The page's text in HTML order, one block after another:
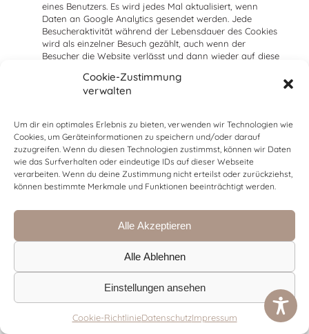
Cookie-Zustimmung
verwalten
Um dir ein optimales Erlebnis zu bieten, verwenden wir Technologien wie
Cookies, um Geräteinformationen zu speichern und/oder darauf
zuzugreifen. Wenn du diesen Technologien zustimmst, können wir Daten
wie das Surfverhalten oder eindeutige IDs auf dieser Webseite
verarbeiten. Wenn du deine Zustimmung nicht erteilst oder zurückziehst,
können bestimmte Merkmale und Funktionen beeinträchtigt werden.
Alle Akzeptieren
Alle Ablehnen
Einstellungen ansehen
Cookie-RichtlinieDatenschutzImpressum
eines Benutzers. Es wird jedes Mal aktualisiert, wenn
Daten an Google Analytics gesendet werden. Jede
Besucheraktivität während der Lebensdauer des Cookies
wird als einzelner Besuch gezählt, auch wenn der
Besucher die Website verlässt und dann wieder auf diese
Lebensdauer werden als neue Besuche gezählt.
__utmc
Cookies von Google Analytics und verfolgt
Benutzeraktionen auf der Website und misst die Leistung
der Website. Die meisten Websites verwenden keine
Cookies mehr, sind aber immer noch so konfiguriert,
dass sie Legacy-Scancode bereitstellen, der auch als
Urchin bekannt ist. In älteren Versionen wurde es mit
Lebensdauer: 6 Monate nach der letzten Aktivität
Beschreibung: Dieses Cookie ist eines der vier
wichtigsten Cookies, die von Google Analytics gesetzt
den Ort des Besuchs des Besuchers auf der Website, um
den Eigentümer über den Ort des Besuchs des Benutzers
auf der Website zu informieren, und wird jedes Mal